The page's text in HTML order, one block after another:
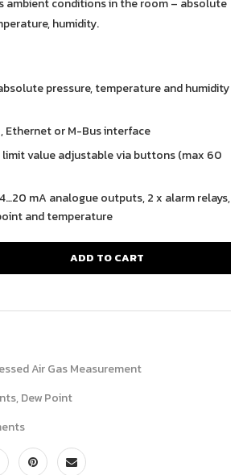
humidity.
pressure, temperature and humidity
Ethernet or M-Bus interface
limit value adjustable via buttons (max 60
mA analogue outputs, 2 x alarm relays,
and temperature
ADD TO CART
Air Gas Measurement
,Dew Point